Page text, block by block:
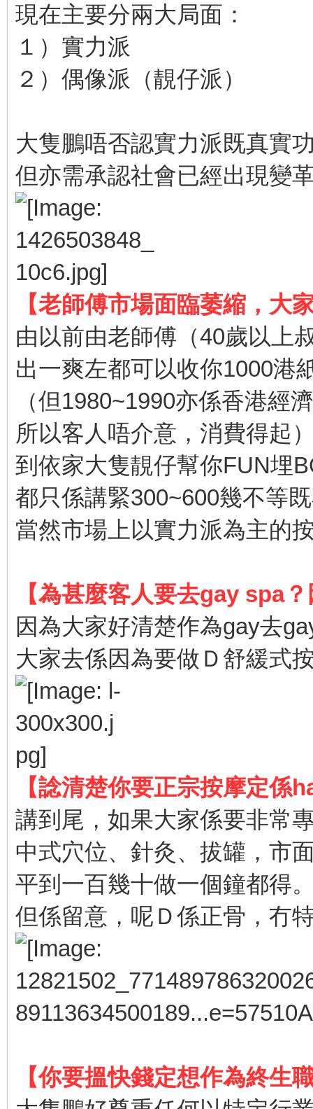
現在主要分兩大局面：
１）實力派
２）偶像派（靚仔派）
大隻鵬唔否認實力派既真實
但亦需承認社會已經出現變
【老師傅市場面臨萎縮，大
由以前由老師傅（40歲以上
出一爽左都可以收你1000港
（但1980~1990亦係香港經
所以客人唔介意，消費得起
到依家大隻靚仔幫你FUN埋
都只係講緊300~600幾不等
當然市場上以實力派為主的
【為甚麼客人要去gay spa
因為大家好清楚作為gay去
大家去係因為要做Ｄ舒緩式
【諗清楚你要正宗按摩定
講到尾，如果大家係要非常
中式穴位、針灸、拔罐，市
平到一百幾十做一個鐘都得
但係留意，呢Ｄ係正骨，冇
【你要搵快錢定想作為終生